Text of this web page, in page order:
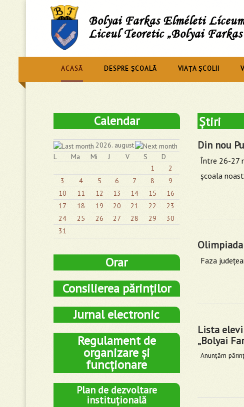
Bolyai Farkas Elméleti
Liceul Teoretic „Bolyai
ACASĂ DESPRE ȘCOALĂ VIAȚA ȘCOLII
Știri
Din nou
Între 26-27
şcoala
Faza
Lista
„Bolyai
Anunţăm
Calendar
2026. august
L
Ma Mi J V S
D
1
2
3
4 5 6 7 8
9
10
11 12 13 14 15
16
17
18 19 20 21 22
23
24
25 26 27 28 29
30
31
Orar
Consilierea părinților
Jurnal electronic
Regulament de
organizare și
funcționare
Plan de dezvoltare
instituțională